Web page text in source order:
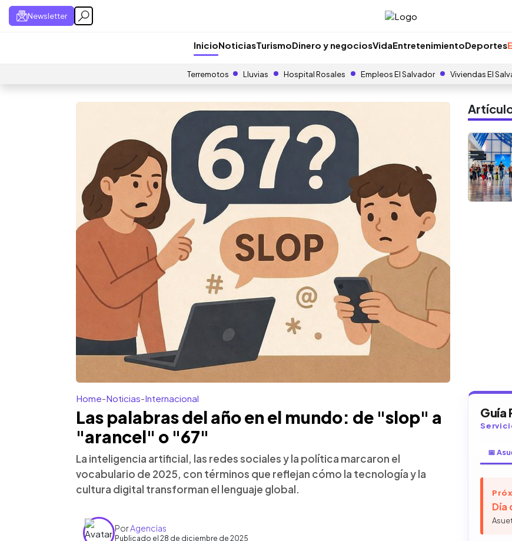
Newsletter
InicioNoticiasTurismoDinero y negociosVidaEntretenimientoDeportes
Terremotos Lluvias Hospital Rosales Empleos El Salvador Viviendas El
Home-Noticias-Internacional
Las palabras del año en el mundo: de "slop" a
"arancel" o "67"
La inteligencia artificial, las redes sociales y la política marcaron el
vocabulario de 2025, con términos que reflejan cómo la tecnología y la
cultura digital transforman el lenguaje global.
PorAgencias
Publicado el 28 de diciembre de 2025
Guía
📅
Día